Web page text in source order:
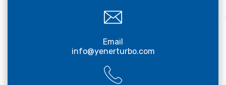
Email
info@yenerturbo.com